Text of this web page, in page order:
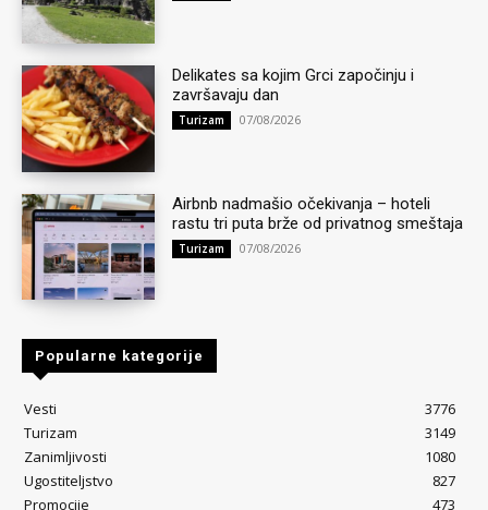
Delikates sa kojim Grci započinju i
završavaju dan
Turizam 07/08/2026
Airbnb nadmašio očekivanja – hoteli
rastu tri puta brže od privatnog smeštaja
Turizam 07/08/2026
Popularne kategorije
Vesti
3776
Turizam
3149
Zanimljivosti
1080
Ugostiteljstvo
827
Promocije
473